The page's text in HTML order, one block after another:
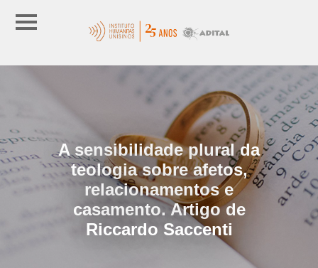
A sensibilidade plural da
teologia sobre afetos,
relacionamentos e
casamento. Artigo de
Riccardo Saccenti